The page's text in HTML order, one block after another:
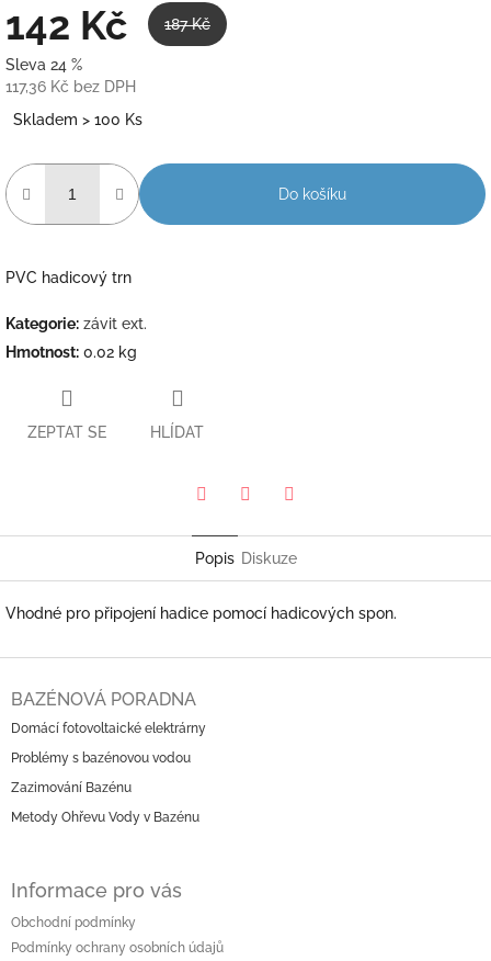
142 Kč 187 Kč
Sleva 24 %
117,36 Kč bez DPH
cena:
Skladem > 100 Ks
Do košíku
PVC hadicový trn
Kategorie: závit ext.
Hmotnost: 0.02 kg
ZEPTAT SE HLÍDAT
Popis Diskuze
Vhodné pro připojení hadice pomocí hadicových spon.
BAZÉNOVÁ PORADNA
Domácí fotovoltaické elektrárny
Problémy s bazénovou vodou
Zazimování Bazénu
Metody Ohřevu Vody v Bazénu
Informace pro vás
Obchodní podmínky
Podmínky ochrany osobních údajů